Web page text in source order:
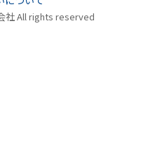
社 All rights reserved